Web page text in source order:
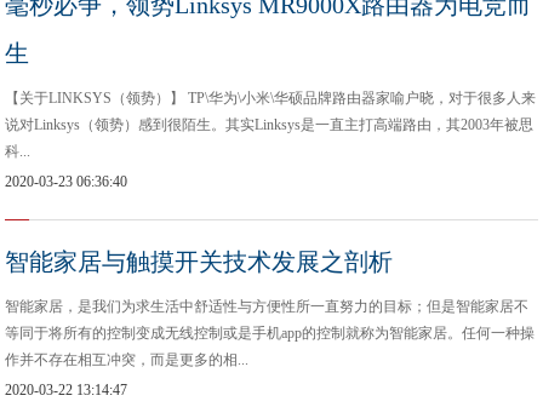
生
【关于LINKSYS（领势）】 TP\华为\小米\华硕品牌路由器家喻户晓，对于很多人来
说对Linksys（领势）感到很陌生。其实Linksys是一直主打高端路由，其2003年被思
科...
2020-03-23 06:36:40
智能家居与触摸开关技术发展之剖析
智能家居，是我们为求生活中舒适性与方便性所一直努力的目标；但是智能家居不
等同于将所有的控制变成无线控制或是手机app的控制就称为智能家居。任何一种操
作并不存在相互冲突，而是更多的相...
2020-03-22 13:14:47